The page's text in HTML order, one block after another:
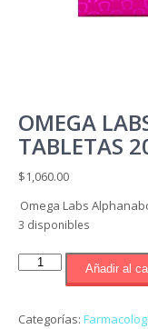
OMEGA
TABLETAS
$1,060.00
Omega Labs
3 disponibles
Omega
90
Añadir al
Categorías: